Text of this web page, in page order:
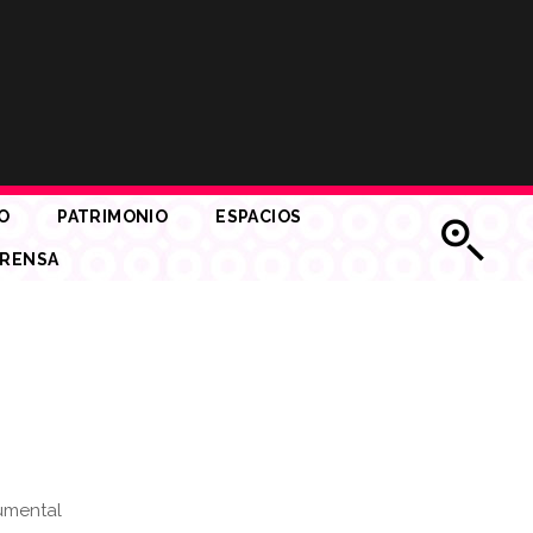
PATRIMONIO ESPACIOS